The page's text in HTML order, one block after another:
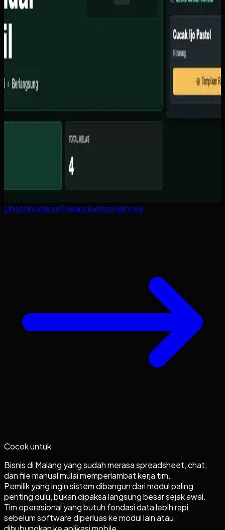
Lihat proyeksoftware kustomlainnya
Cocok untuk
Bisnis di Malang yang sudah merasa spreadsheet, chat,
dan file manual mulai memperlambat kerja tim.
Pemilik yang ingin sistem dibangun dari modul paling
penting dulu, bukan dipaksa langsung besar sejak awal.
Tim operasional yang butuh fondasi data lebih rapi
sebelum software diperluas ke modul lain atau